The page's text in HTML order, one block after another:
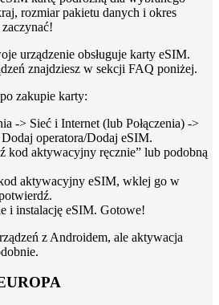
rozmiar pakietu danych i okres
urządzenie obsługuje karty eSIM.
znajdziesz w sekcji FAQ poniżej.
zakupie karty:
-> Sieć i Internet (lub Połączenia) ->
operatora/Dodaj eSIM.
kod aktywacyjny ręcznie” lub podobną
aktywacyjny eSIM, wklej go w
i instalację eSIM. Gotowe!
z Androidem, ale aktywacja